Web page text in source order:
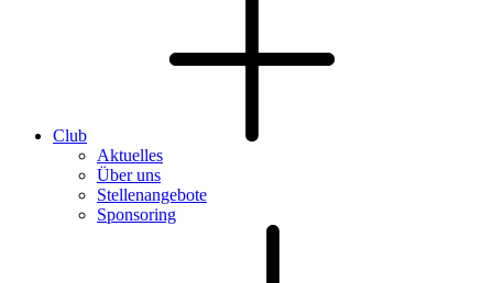
Club
Aktuelles
Über uns
Stellenangebote
Sponsoring